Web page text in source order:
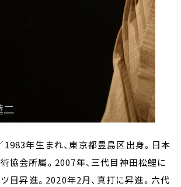
年生まれ、東京都豊島区出身。日本
協会所属。2007年、三代目神田松鯉に
目昇進。2020年2月、真打に昇進。六代